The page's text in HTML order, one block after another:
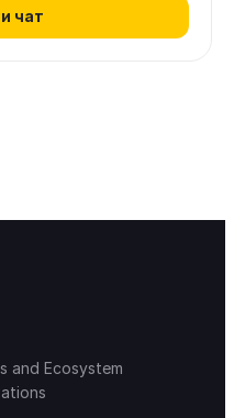
чат
and Ecosystem